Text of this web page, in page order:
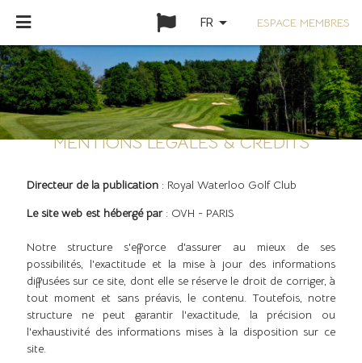
ESPACE MEMBRES
FR arrow_drop_down
MENTIONS LÉGALES & CRÉDITS
Directeur de la publication: Royal Waterloo Golf Club
Le site web est hébergé par: OVH - PARIS
Notre structure s'efforce d'assurer au mieux de ses
possibilités, l'exactitude et la mise à jour des informations
diffusées sur ce site, dont elle se réserve le droit de corriger, à
tout moment et sans préavis, le contenu. Toutefois, notre
structure ne peut garantir l'exactitude, la précision ou
l'exhaustivité des informations mises à la disposition sur ce
site.